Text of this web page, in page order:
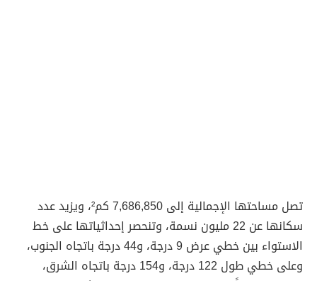
تصل مساحتها الإجمالية إلى 7,686,850 كم²، ويزيد عدد
سكانها عن 22 مليون نسمة، وتنحصر إحداثياتها على خط
الاستواء بين خطي عرض 9 درجة، و44 درجة باتجاه الجنوب،
وعلى خطي طول 122 درجة، و154 درجة باتجاه الشرق،